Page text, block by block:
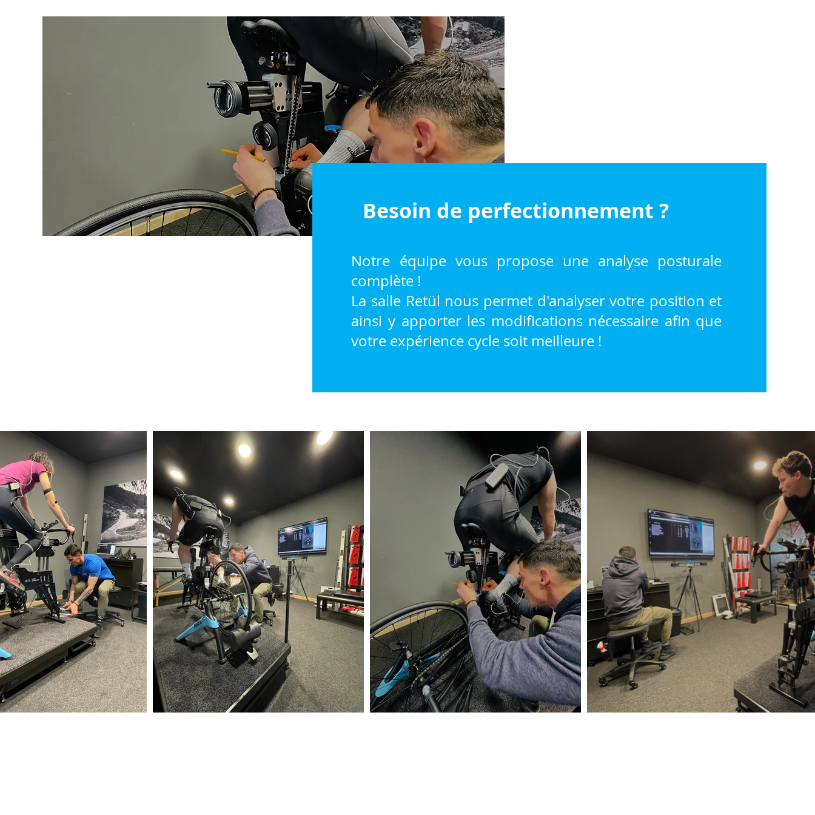
Besoin de perfectionnement ?
Notre équipe vous propose une analyse posturale
complète !
La salle Retül nous permet d'analyser votre position et
ainsi y apporter les modifications nécessaire afin que
votre expérience cycle soit meilleure !